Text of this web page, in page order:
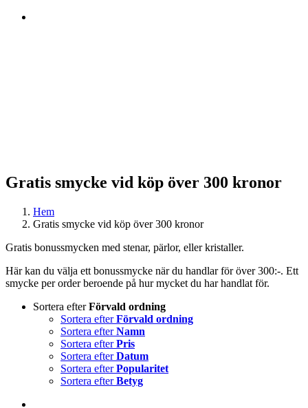
Gratis smycke vid köp över 300 kronor
Hem
Gratis smycke vid köp över 300 kronor
Gratis bonussmycken med stenar, pärlor, eller kristaller.
Här kan du välja ett bonussmycke när du handlar för över 300:-. Ett
smycke per order beroende på hur mycket du har handlat för.
Sortera efterFörvald ordning
Sortera efterFörvald ordning
Sortera efterNamn
Sortera efterPris
Sortera efterDatum
Sortera efterPopularitet
Sortera efterBetyg